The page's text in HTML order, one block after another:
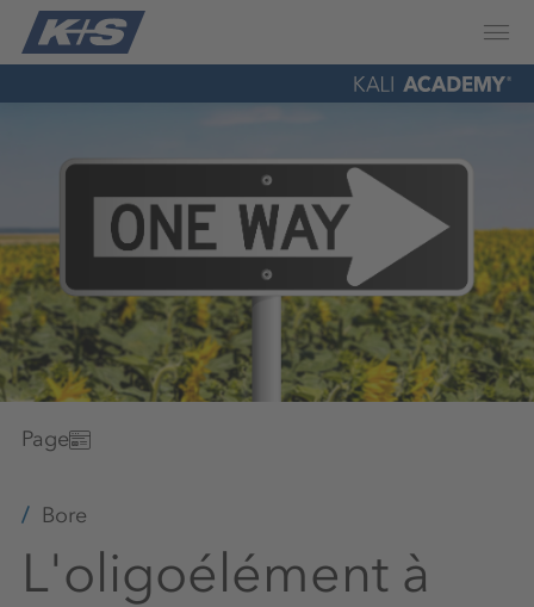
Page
Bore
L'oligoélément à